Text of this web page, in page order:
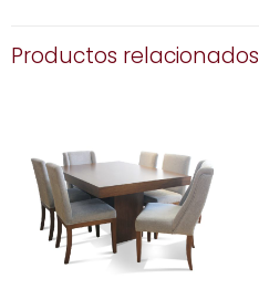
Productos relacionados